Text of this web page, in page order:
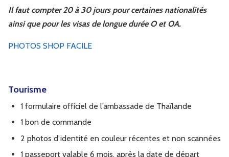
Il faut compter 20 à 30 jours pour certaines nationalités
ainsi que pour les visas de longue durée O et OA.
PHOTOS SHOP FACILE
Tourisme
1 formulaire officiel de l’ambassade de Thaïlande
1 bon de commande
2 photos d’identité en couleur récentes et non scannées
1 passeport valable 6 mois, après la date de départ